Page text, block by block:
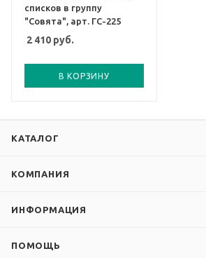
списков в группу
"Совята", арт. ГС-225
2 410 руб.
В КОРЗИНУ
КАТАЛОГ
КОМПАНИЯ
ИНФОРМАЦИЯ
ПОМОЩЬ